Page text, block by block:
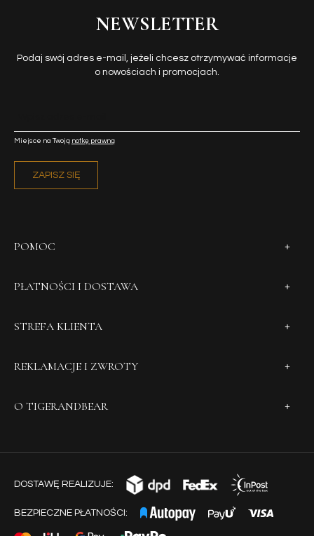
NEWSLETTER
Podaj swój adres e-mail, jeżeli chcesz otrzymywać informacje
o nowościach i promocjach.
ZAPISZ SIĘ
Miejsce na Twoją notkę prawną
POMOC
PŁATNOŚCI I DOSTAWA
STREFA KLIENTA
REKLAMACJE I ZWROTY
O TIGERANDBEAR
DOSTAWĘ REALIZUJE:
BEZPIECZNE PŁATNOŚCI: